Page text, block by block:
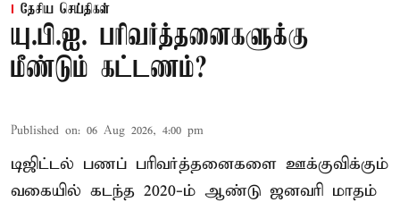
தேசிய செய்திகள்
யு.பி.ஐ. பரிவர்த்தனைகளுக்கு
மீண்டும் கட்டணம்?
Published on: 06 Aug 2026, 4:00 pm
டிஜிட்டல் பணப் பரிவர்த்தனைகளை ஊக்குவிக்கும்
வகையில் கடந்த 2020-ம் ஆண்டு ஜனவரி மாதம்